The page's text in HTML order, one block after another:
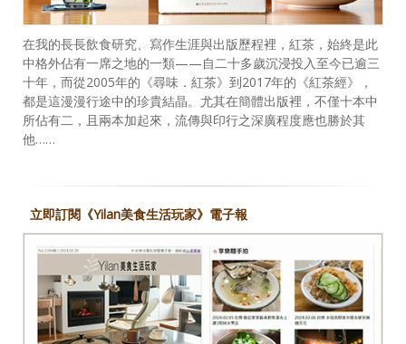
在我的長長飲食研究、寫作生涯與出版歷程裡，紅茶，始終是此
中格外佔有一席之地的一類——自二十多歲沉浸投入至今已逾三
十年，而從2005年的《尋味．紅茶》到2017年的《紅茶經》，
都是這漫漫行途中的珍貴結晶。尤其在簡體出版裡，不僅十本中
所佔有二，且兩本加起來，流傳與印行之深廣程度應也勝於其
他……
立即訂閱《Yilan美食生活玩家》電子報